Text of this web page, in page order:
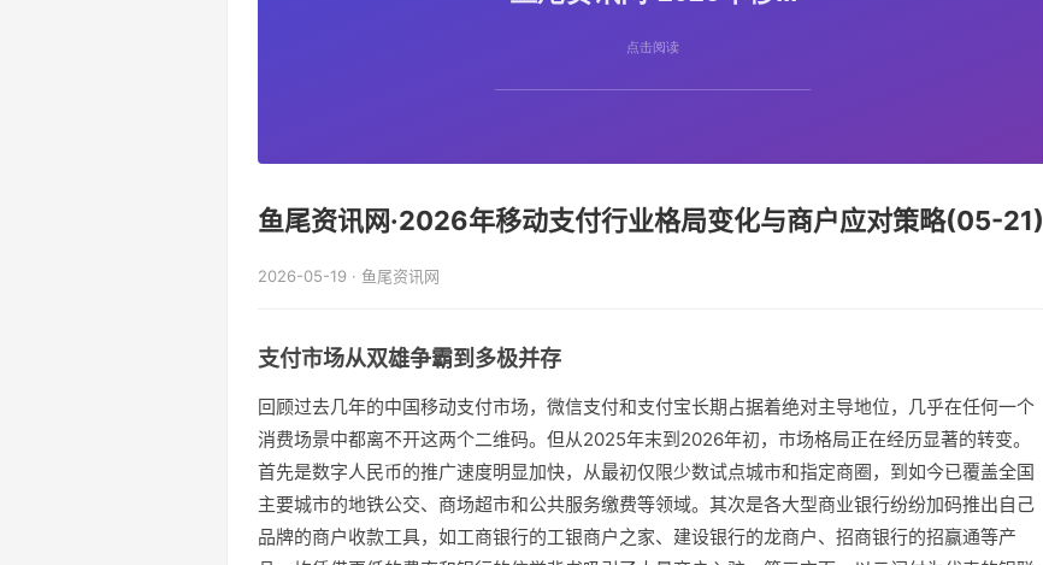
鱼尾资讯网·2026年移动支付行业格局变化与商户应对策略(05-21)
2026-05-19 · 鱼尾资讯网
支付市场从双雄争霸到多极并存
回顾过去几年的中国移动支付市场，微信支付和支付宝长期占据着绝对主导地位，几乎在任何一个
消费场景中都离不开这两个二维码。但从2025年末到2026年初，市场格局正在经历显著的转变。
首先是数字人民币的推广速度明显加快，从最初仅限少数试点城市和指定商圈，到如今已覆盖全国
主要城市的地铁公交、商场超市和公共服务缴费等领域。其次是各大型商业银行纷纷加码推出自己
品牌的商户收款工具，如工商银行的工银商户之家、建设银行的龙商户、招商银行的招赢通等产